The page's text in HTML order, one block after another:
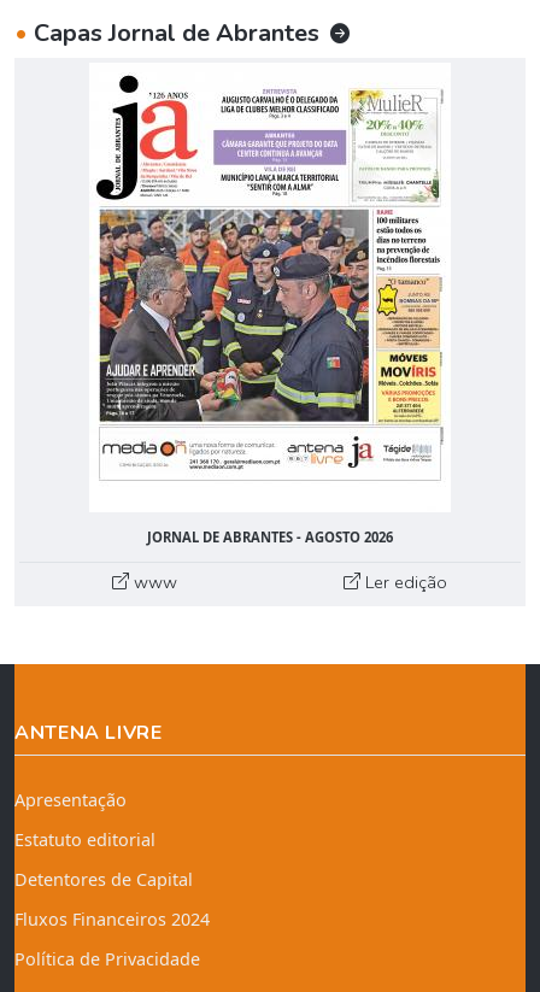
• Capas Jornal de Abrantes
JORNAL DE ABRANTES - AGOSTO 2026
www Ler edição
ANTENA LIVRE
Apresentação
Estatuto editorial
Detentores de Capital
Fluxos Financeiros 2024
Política de Privacidade